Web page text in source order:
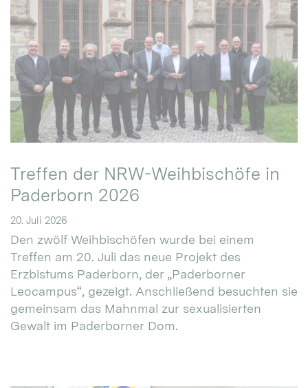
Treffen der NRW-Weihbischöfe in
Paderborn 2026
20. Juli 2026
Den zwölf Weihbischöfen wurde bei einem
Treffen am 20. Juli das neue Projekt des
Erzbistums Paderborn, der „Paderborner
Leocampus“, gezeigt. Anschließend besuchten sie
gemeinsam das Mahnmal zur sexualisierten
Gewalt im Paderborner Dom.